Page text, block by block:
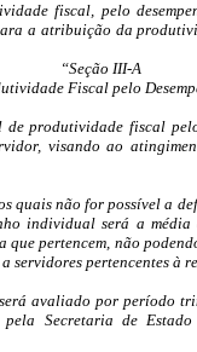
fiscal, pelo
a atribuição da
“Seção III-A
Fiscal pelo
produtividade fiscal
visando ao
quais não for possível a
individual será a média
pertencem, não
servidores pertencentes à
avaliado por período
Secretaria de